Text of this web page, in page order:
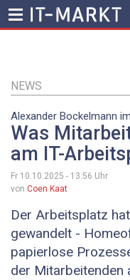
Inhalt
NEWS
Alexander Bockelmann
Was
am IT-
Fr 10.10.2025 - 13:56 Uhr
von Coen Kaat
Der Arbeitsplatz
gewandelt -
papierlose
der Mitarbeitenden